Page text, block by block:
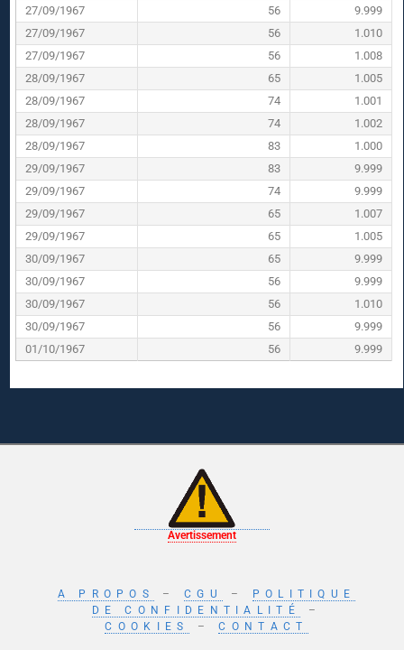
27/09/1967
56
9.999
27/09/1967
56
1.010
27/09/1967
56
1.008
28/09/1967
65
1.005
28/09/1967
74
1.001
28/09/1967
74
1.002
28/09/1967
83
1.000
29/09/1967
83
9.999
29/09/1967
74
9.999
29/09/1967
65
1.007
29/09/1967
65
1.005
30/09/1967
65
9.999
30/09/1967
56
9.999
30/09/1967
56
1.010
30/09/1967
56
9.999
01/10/1967
56 9.999
Avertissement
A PROPOS – CGU –
POLITIQUE
DE CONFIDENTIALITÉ
–
COOKIES
–CONTACT